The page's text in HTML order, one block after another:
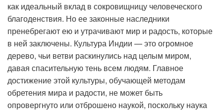
как идеальный вклад в сокровищницу человеческого
благоденствия. Но ее законные наследники
пренебрегают ею и утрачивают мир и радость, которые
в ней заключены. Культура Индии — это огромное
дерево, чьи ветви раскинулись над целым миром,
давая спасительную тень всем людям. Главное
достижение этой культуры, обучающей методам
обретения мира и радости, не может быть
опровергнуто или отброшено наукой, поскольку наука